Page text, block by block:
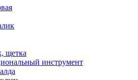
щетка
инструмент